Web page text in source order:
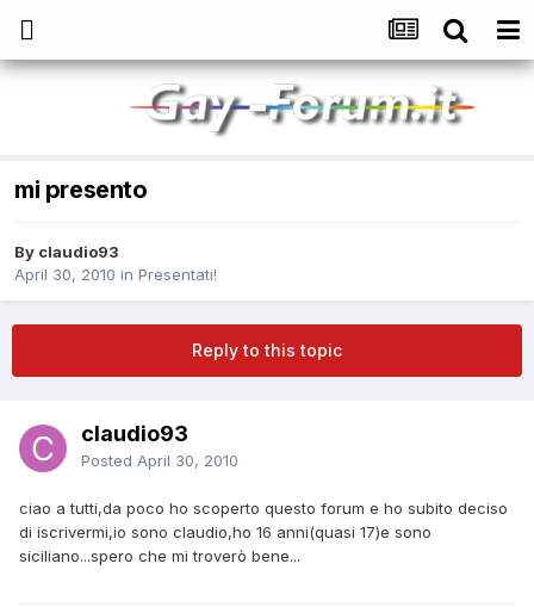
mi presento
By claudio93
April 30, 2010 in Presentati!
Reply to this topic
claudio93
Posted April 30, 2010
ciao a tutti,da poco ho scoperto questo forum e ho subito deciso
di iscrivermi,io sono claudio,ho 16 anni(quasi 17)e sono
siciliano...spero che mi troverò bene...